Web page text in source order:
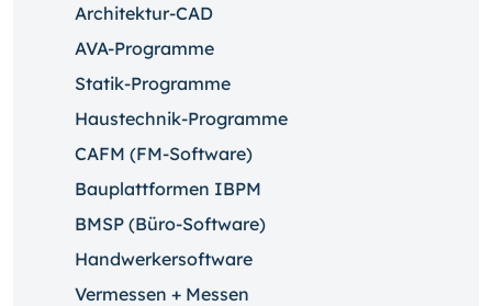
Architektur-CAD
AVA-Programme
Statik-Programme
Haustechnik-Programme
CAFM (FM-Software)
Bauplattformen IBPM
BMSP (Büro-Software)
Handwerkersoftware
Vermessen + Messen